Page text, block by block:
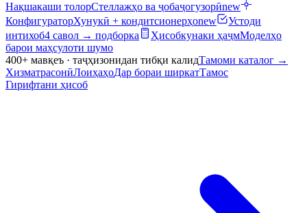
Нақшакаши толорСтеллажҳо ва ҷобаҷогузорӣnew
КонфигураторХунукӣ + кондитсионерҳоnew
Устоди
интихоб4 савол → подборка Ҳисобкунаки ҳаҷмМоделҳо
барои маҳсулоти шумо
400+ мавқеъ · таҷҳизонидан тибқи калидТамоми каталог →
ХизматрасонӣЛоиҳаҳоДар бораи ширкатТамос
Гирифтани ҳисоб